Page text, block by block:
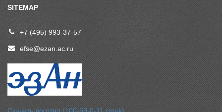
SITEMAP
+7 (495) 993-37-57
efse@ezan.ac.ru